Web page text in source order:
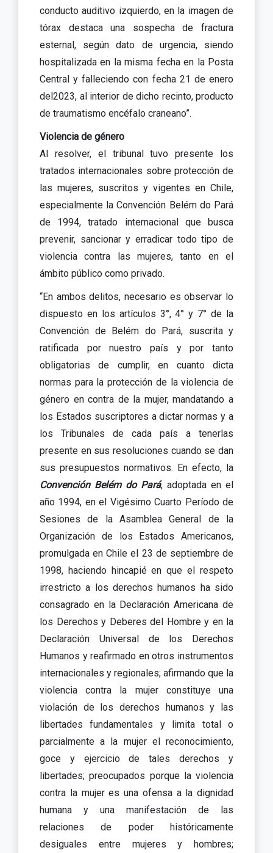
conducto auditivo izquierdo, en la imagen de
tórax destaca una sospecha de fractura
esternal, según dato de urgencia, siendo
hospitalizada en la misma fecha en la Posta
Central y falleciendo con fecha 21 de enero
del2023, al interior de dicho recinto, producto
de traumatismo encéfalo craneano”.
Violencia de género
Al resolver, el tribunal tuvo presente los
tratados internacionales sobre protección de
las mujeres, suscritos y vigentes en Chile,
especialmente la Convención Belém do Pará
de 1994, tratado internacional que busca
prevenir, sancionar y erradicar todo tipo de
violencia contra las mujeres, tanto en el
ámbito público como privado.
“En ambos delitos, necesario es observar lo
dispuesto en los artículos 3°, 4° y 7° de la
Convención de Belém do Pará, suscrita y
ratificada por nuestro país y por tanto
obligatorias de cumplir, en cuanto dicta
normas para la protección de la violencia de
género en contra de la mujer, mandatando a
los Estados suscriptores a dictar normas y a
los Tribunales de cada país a tenerlas
presente en sus resoluciones cuando se dan
sus presupuestos normativos. En efecto, la
Convención Belém do Pará, adoptada en el
año 1994, en el Vigésimo Cuarto Período de
Sesiones de la Asamblea General de la
Organización de los Estados Americanos,
promulgada en Chile el 23 de septiembre de
1998, haciendo hincapié en que el respeto
irrestricto a los derechos humanos ha sido
consagrado en la Declaración Americana de
los Derechos y Deberes del Hombre y en la
Declaración Universal de los Derechos
Humanos y reafirmado en otros instrumentos
internacionales y regionales; afirmando que la
violencia contra la mujer constituye una
violación de los derechos humanos y las
libertades fundamentales y limita total o
parcialmente a la mujer el reconocimiento,
goce y ejercicio de tales derechos y
libertades; preocupados porque la violencia
contra la mujer es una ofensa a la dignidad
humana y una manifestación de las
relaciones de poder históricamente
desiguales entre mujeres y hombres;